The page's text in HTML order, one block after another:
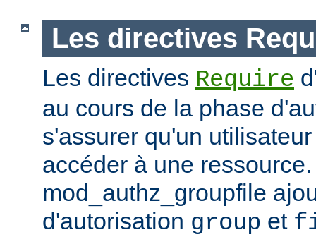
Les directives
Les directives Require
au cours de la phase
s'assurer qu'un
accéder à une ressource.
mod_authz_groupfile
d'autorisation group et